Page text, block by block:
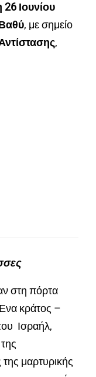
Ιουνίου
, με σημείο
,
στη πόρτα
κράτος –
Ισραήλ,
μαρτυρικής